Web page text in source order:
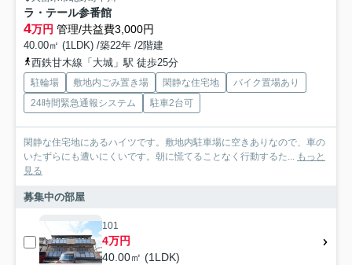
ラ・テール参番館
4万円 管理/共益費3,000円
40.00㎡ (1LDK) /築22年 /2階建
西鉄甘木線「大城」駅 徒歩25分
駐輪場 敷地内ごみ置き場 閑静な住宅地
バイク置場あり
24時間緊急通報システム
駐車2台可
閑静な住宅地にあるハイツです。敷地内駐車場に空きありなので、車の
いたずらにも遭いにくいです。朝に慌てることなく行動するた... もっと
見る
募集中の部屋
101
4万円
40.00㎡ (1LDK)